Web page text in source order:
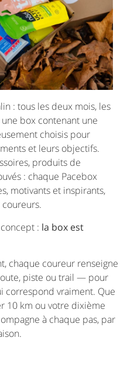
: tous les deux mois, les
box contenant une
choisis pour
et leurs objectifs.
produits de
: chaque Pacebox
motivants et inspirants,
: la box est
chaque coureur renseigne
piste ou trail — pour
correspond vraiment. Que
10 km ou votre dixième
à chaque pas, par